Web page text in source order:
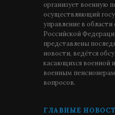
организует военную
осуществляющий
управление в
Российской
представлены
новости, ведётся
касающихся военной
военным
вопросов.
ГЛАВНЫЕ